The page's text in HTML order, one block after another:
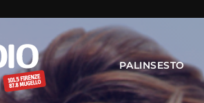
PALINSESTO